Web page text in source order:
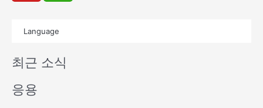
u
e
i
n
Language
최근 소식
응용